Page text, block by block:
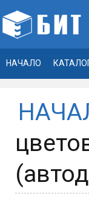
НАЧАЛО